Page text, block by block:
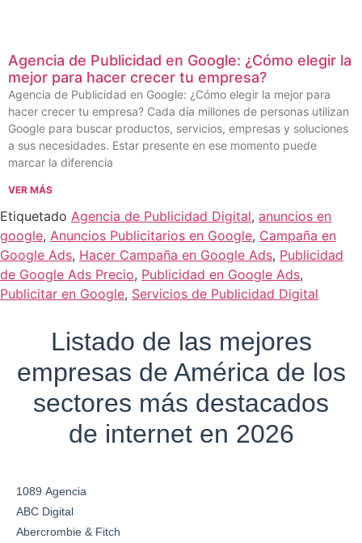
Agencia de Publicidad en Google: ¿Cómo elegir la
mejor para hacer crecer tu empresa?
Agencia de Publicidad en Google: ¿Cómo elegir la mejor para
hacer crecer tu empresa? Cada día millones de personas utilizan
Google para buscar productos, servicios, empresas y soluciones
a sus necesidades. Estar presente en ese momento puede
marcar la diferencia
VER MÁS
Etiquetado Agencia de Publicidad Digital, anuncios en
google, Anuncios Publicitarios en Google, Campaña en
Google Ads, Hacer Campaña en Google Ads, Publicidad
de Google Ads Precio, Publicidad en Google Ads,
Publicitar en Google, Servicios de Publicidad Digital
Listado de las mejores
empresas de América de los
sectores más destacados
de internet en 2026
1089 Agencia
ABC Digital
Abercrombie & Fitch